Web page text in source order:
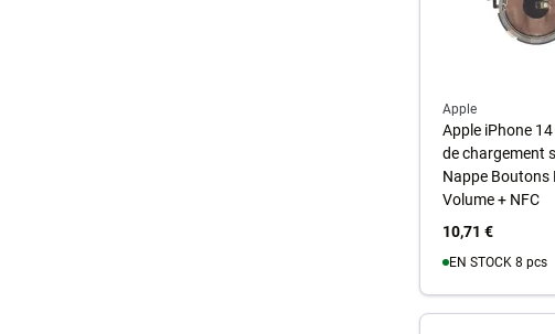
Apple
Apple iPhone
de chargement
Nappe Boutons
Volume + NFC
10,71 €
EN STOCK 8 pcs